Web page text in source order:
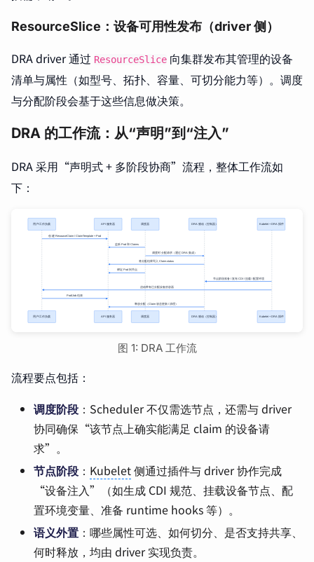
ResourceSlice：设备可用性发布（driver 侧）
DRA driver 通过 ResourceSlice 向集群发布其管理的设备
清单与属性（如型号、拓扑、容量、可切分能力等）。调度
与分配阶段会基于这些信息做决策。
DRA 的工作流：从“声明”到“注入”
DRA 采用“声明式 + 多阶段协商”流程，整体工作流如
下：
图 1: DRA 工作流
流程要点包括：
调度阶段 ：Scheduler 不仅需选节点，还需与 driver
协同确保“该节点上确实能满足 claim 的设备请
求”。
节点阶段 ： Kubelet侧通过插件与 driver 协作完成
“设备注入”（如生成 CDI 规范、挂载设备节点、配
置环境变量、准备 runtime hooks 等）。
语义外置 ：哪些属性可选、如何切分、是否支持共享、
何时释放，均由 driver 实现负责。